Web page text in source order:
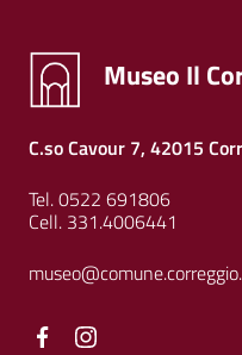
Museo Il
C.so Cavour 7, 42015
Tel. 0522 691806
Cell. 331.4006441
Facebook